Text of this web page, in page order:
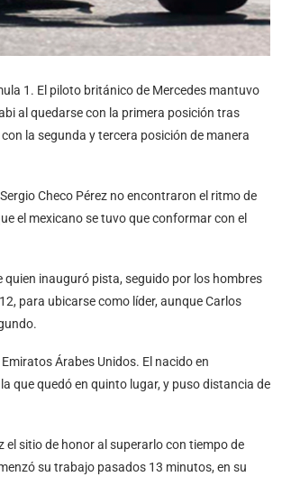
1. El piloto británico de Mercedes mantuvo
al quedarse con la primera posición tras
la segunda y tercera posición de manera
Checo Pérez no encontraron el ritmo de
el mexicano se tuvo que conformar con el
quien inauguró pista, seguido por los hombres
para ubicarse como líder, aunque Carlos
Árabes Unidos. El nacido en
que quedó en quinto lugar, y puso distancia de
el sitio de honor al superarlo con tiempo de
su trabajo pasados 13 minutos, en su